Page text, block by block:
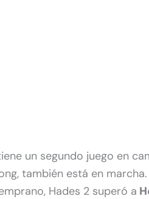
un segundo juego en
también está en
Hades 2 superó a